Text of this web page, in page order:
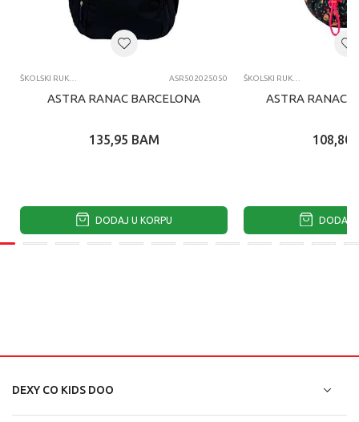
ASR502025050
ASTRA RANAC BARCELONA
135,95 BAM
DODAJ U KORPU
ASTRA RANAC
108,80
DODAJ
DEXY CO KIDS DOO